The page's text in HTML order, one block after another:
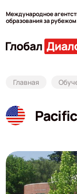
Международное
образования за рубежом
Главная